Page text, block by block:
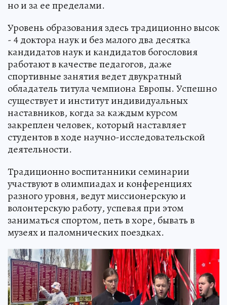
но и за ее пределами.
Уровень образования здесь традиционно высок
- 4 доктора наук и без малого два десятка
кандидатов наук и кандидатов богословия
работают в качестве педагогов, даже
спортивные занятия ведет двукратный
обладатель титула чемпиона Европы. Успешно
существует и институт индивидуальных
наставников, когда за каждым курсом
закреплен человек, который наставляет
студентов в ходе научно-исследовательской
деятельности.
Традиционно воспитанники семинарии
участвуют в олимпиадах и конференциях
разного уровня, ведут миссионерскую и
волонтерскую работу, успевая при этом
заниматься спортом, петь в хоре, бывать в
музеях и паломнических поездках.